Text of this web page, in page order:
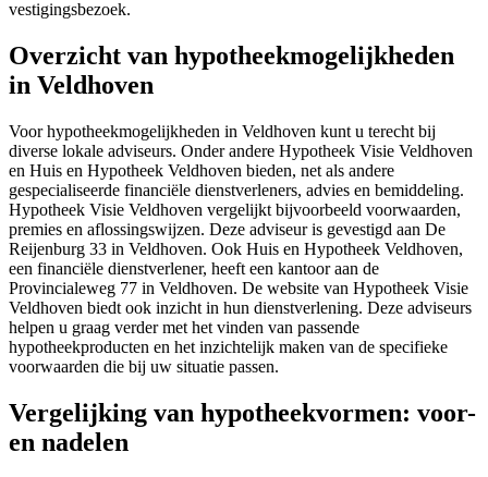
vestigingsbezoek.
Overzicht van hypotheekmogelijkheden
in Veldhoven
Voor hypotheekmogelijkheden in Veldhoven kunt u terecht bij
diverse lokale adviseurs. Onder andere Hypotheek Visie Veldhoven
en Huis en Hypotheek Veldhoven bieden, net als andere
gespecialiseerde financiële dienstverleners, advies en bemiddeling.
Hypotheek Visie Veldhoven vergelijkt bijvoorbeeld voorwaarden,
premies en aflossingswijzen. Deze adviseur is gevestigd aan De
Reijenburg 33 in Veldhoven. Ook Huis en Hypotheek Veldhoven,
een financiële dienstverlener, heeft een kantoor aan de
Provincialeweg 77 in Veldhoven. De website van Hypotheek Visie
Veldhoven biedt ook inzicht in hun dienstverlening. Deze adviseurs
helpen u graag verder met het vinden van passende
hypotheekproducten en het inzichtelijk maken van de specifieke
voorwaarden die bij uw situatie passen.
Vergelijking van hypotheekvormen: voor-
en nadelen